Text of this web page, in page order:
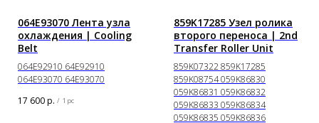
064E93070 Лента узла
охлаждения | Cooling
Belt
064E92910 64E92910
064E93070 64E93070
17 600р. / 1 pc
859K17285 Узел ролика
второго переноса | 2nd
Transfer Roller Unit
859K07322 859K17285
859K08754 059K86830
059K86831 059K86832
059K86833 059K86834
059K86835 059K86836